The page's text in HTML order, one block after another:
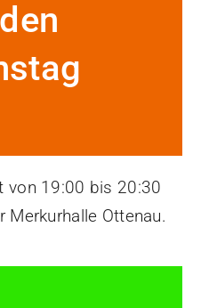
von 19:00 bis 20:30
Merkurhalle Ottenau.